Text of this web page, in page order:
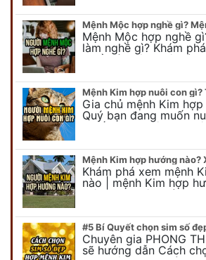
Mệnh Mộc hợp nghề
làm nghề gì? Khám
nghề gì không nên
Gia chủ mệnh Kim
Quý bạn đang muốn
muốn chọn một con
Duy…
Khám phá xem mệnh
nào | mệnh Kim hợp
mệnh Kim kê giường
Chuyên gia PHONG
sẽ hướng dẫn Cách